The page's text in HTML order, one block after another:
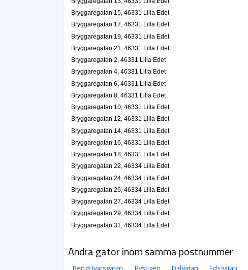
Bryggaregatan 15, 46331 Lilla Edet
Bryggaregatan 17, 46331 Lilla Edet
Bryggaregatan 19, 46331 Lilla Edet
Bryggaregatan 21, 46331 Lilla Edet
Bryggaregatan 2, 46331 Lilla Edet
Bryggaregatan 4, 46331 Lilla Edet
Bryggaregatan 6, 46331 Lilla Edet
Bryggaregatan 8, 46331 Lilla Edet
Bryggaregatan 10, 46331 Lilla Edet
Bryggaregatan 12, 46331 Lilla Edet
Bryggaregatan 14, 46331 Lilla Edet
Bryggaregatan 16, 46331 Lilla Edet
Bryggaregatan 18, 46331 Lilla Edet
Bryggaregatan 22, 46334 Lilla Edet
Bryggaregatan 24, 46334 Lilla Edet
Bryggaregatan 26, 46334 Lilla Edet
Bryggaregatan 27, 46334 Lilla Edet
Bryggaregatan 29, 46334 Lilla Edet
Bryggaregatan 31, 46334 Lilla Edet
Andra gator inom samma postnummer
Bengt Ivarsgatan Bystigen Dalgatan Edsgatan